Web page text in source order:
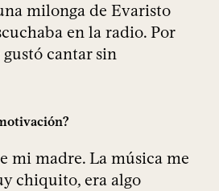
milonga de Evaristo
en la radio. Por
cantar sin
mi madre. La música me
chiquito, era algo